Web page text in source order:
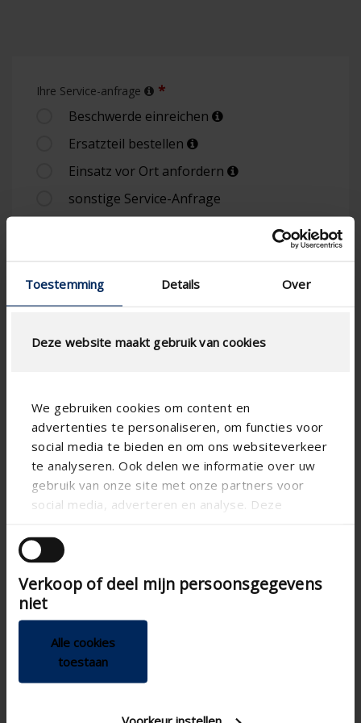
Toestemming Details Over
Deze website maakt gebruik van cookies
We gebruiken cookies om content en
advertenties te personaliseren, om functies voor
social media te bieden en om ons websiteverkeer
te analyseren. Ook delen we informatie over uw
gebruik van onze site met onze partners voor
social media, adverteren en analyse. Deze
andere informatie die u aan ze heeft verstrekt of
die ze hebben verzameld op basis van uw gebruik
van hun services.
Verkoop of deel mijn persoonsgegevens
niet
Alle cookies
toestaan
Ihre Service-anfrage
Beschwerde einreichen
Ersatzteil bestellen
Einsatz vor Ort anfordern
sonstige Service-Anfrage
Unternehmen Antragsteller
E-Mail Antragsteller
Telefonnr. Antragsteller